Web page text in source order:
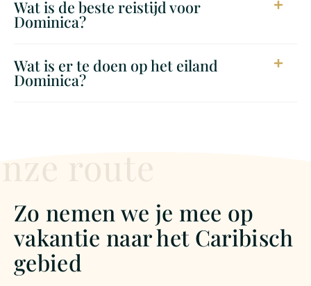
Wat is de beste reistijd voor
Dominica?
Wat is er te doen op het eiland
Dominica?
route
Zo nemen we je mee op
vakantie naar het Caribisch
gebied